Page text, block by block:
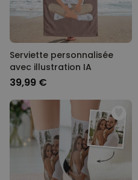
Serviette personnalisée
avec illustration IA
39,99 €